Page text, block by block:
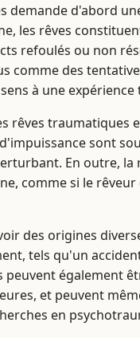
demande d'abord
les rêves
refoulés ou non
comme des
à une
rêves
sont
En outre, la
comme si le
des origines
tels qu'un
peuvent également
et peuvent
en